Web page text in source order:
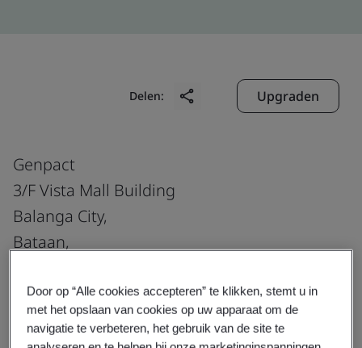
Delen: Upgraden
Genpact
3/F Vista Mall Building
Balanga City,
Bataan,
Certificate number:EMS 553818
Door op “Alle cookies accepteren” te klikken, stemt u in
met het opslaan van cookies op uw apparaat om de
navigatie te verbeteren, het gebruik van de site te